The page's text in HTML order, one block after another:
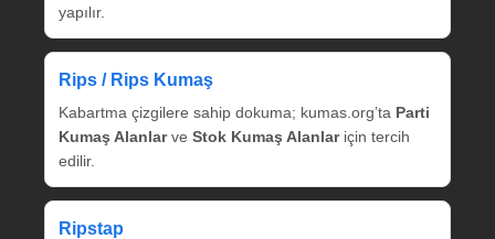
yapılır.
Rips / Rips Kumaş
Kabartma çizgilere sahip dokuma; kumas.org’ta Parti
Kumaş Alanlarve Stok Kumaş Alanlariçin tercih
edilir.
Ripstap